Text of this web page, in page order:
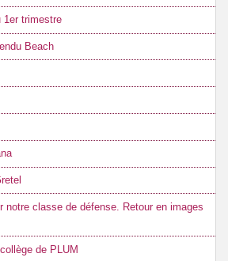
1er trimestre
Beach
notre classe de défense. Retour en images
de PLUM